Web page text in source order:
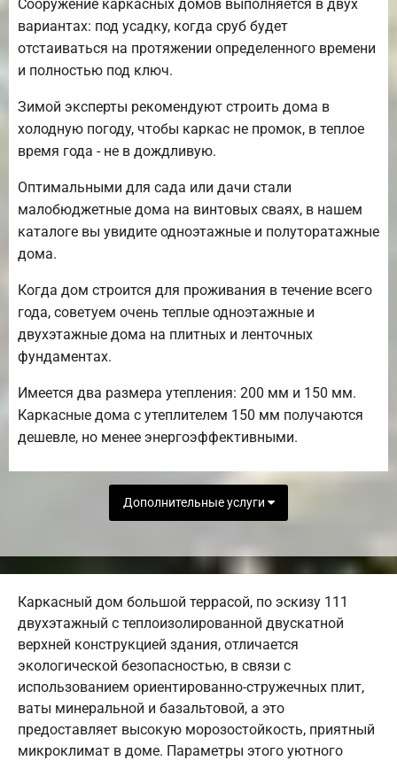
Сооружение каркасных домов выполняется в двух
вариантах: под усадку, когда сруб будет
отстаиваться на протяжении определенного времени
и полностью под ключ.
Зимой эксперты рекомендуют строить дома в
холодную погоду, чтобы каркас не промок, в теплое
время года - не в дождливую.
Оптимальными для сада или дачи стали
малобюджетные дома на винтовых сваях, в нашем
каталоге вы увидите одноэтажные и полуторатажные
дома.
Когда дом строится для проживания в течение всего
года, советуем очень теплые одноэтажные и
двухэтажные дома на плитных и ленточных
фундаментах.
Имеется два размера утепления: 200 мм и 150 мм.
Каркасные дома с утеплителем 150 мм получаются
дешевле, но менее энергоэффективными.
Дополнительные услуги
Каркасный дом большой террасой, по эскизу 111
двухэтажный с теплоизолированной двускатной
верхней конструкцией здания, отличается
экологической безопасностью, в связи с
использованием ориентированно-стружечных плит,
ваты минеральной и базальтовой, а это
предоставляет высокую морозостойкость, приятный
микроклимат в доме. Параметры этого уютного